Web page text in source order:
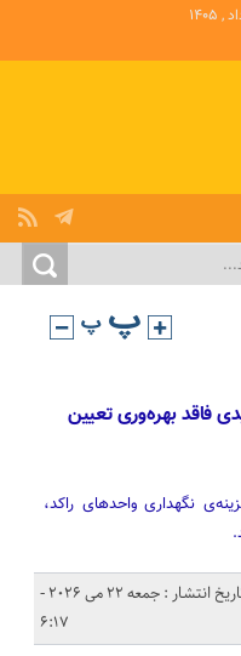
فاقد بهره‌وری تعیین
نگهداری واحدهای راکد،
تاریخ انتشار : جمعه 22 می 2026 -
6:17